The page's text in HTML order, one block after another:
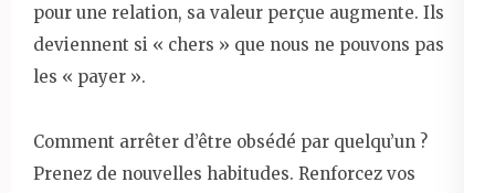
pour une relation, sa valeur perçue augmente. Ils
deviennent si « chers » que nous ne pouvons pas
les « payer ».
Comment arrêter d’être obsédé par quelqu’un ?
Prenez de nouvelles habitudes. Renforcez vos